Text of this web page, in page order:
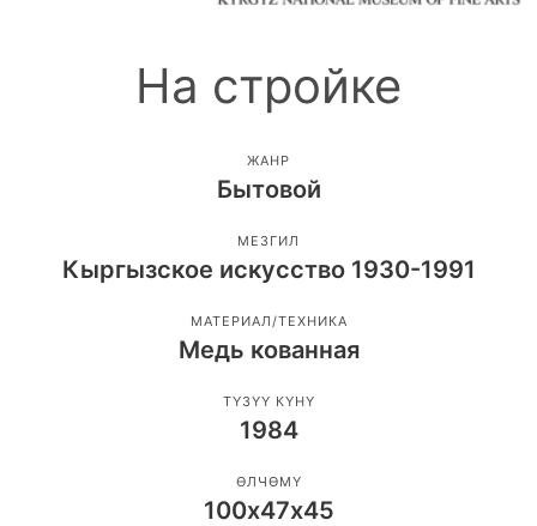
На стройке
ЖАНР
Бытовой
МЕЗГИЛ
Кыргызское искусство 1930-1991
МАТЕРИАЛ/ТЕХНИКА
Медь кованная
ТҮЗҮҮ КҮНҮ
1984
ӨЛЧӨМҮ
100х47х45